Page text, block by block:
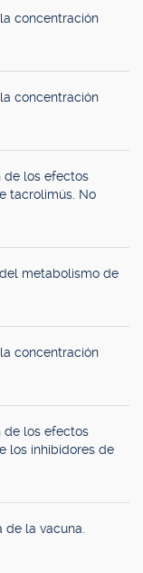
concentración
concentración
de los efectos
tacrolimús. No
metabolismo de
concentración
de los efectos
los inhibidores de
de la vacuna.